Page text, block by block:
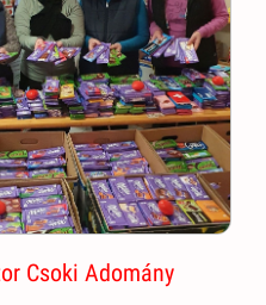
Csoki Adomány